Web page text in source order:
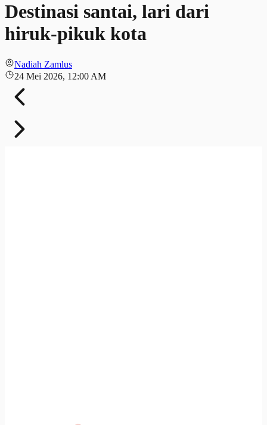
Destinasi santai, lari dari
hiruk-pikuk kota
Nadiah Zamlus
24 Mei 2026, 12:00 AM